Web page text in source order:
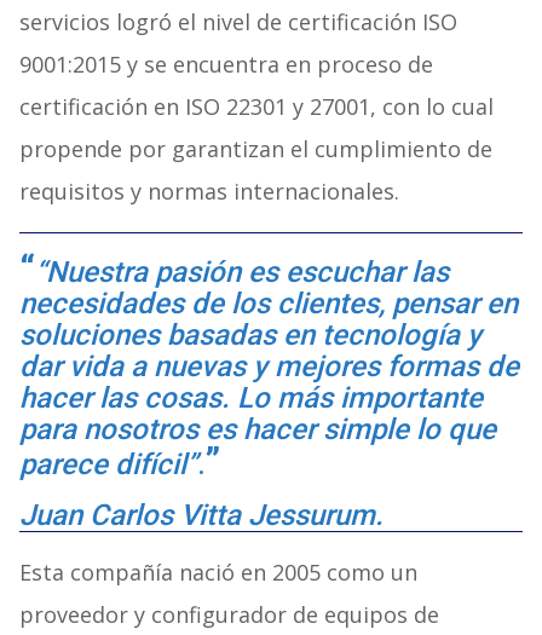
servicios logró el nivel de certificación ISO
9001:2015 y se encuentra en proceso de
certificación en ISO 22301 y 27001, con lo cual
propende por garantizan el cumplimiento de
requisitos y normas internacionales.
“Nuestra pasión es escuchar las
necesidades de los clientes, pensar en
soluciones basadas en tecnología y
dar vida a nuevas y mejores formas de
hacer las cosas. Lo más importante
para nosotros es hacer simple lo que
parece difícil”.
Juan Carlos Vitta Jessurum.
Esta compañía nació en 2005 como un
proveedor y configurador de equipos de